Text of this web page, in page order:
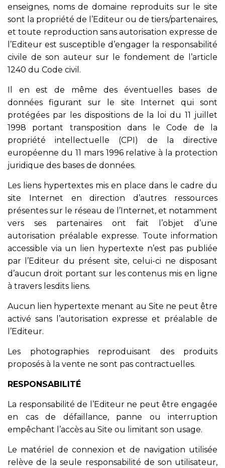
enseignes, noms de domaine reproduits sur le site
sont la propriété de l’Editeur ou de tiers/partenaires,
et toute reproduction sans autorisation expresse de
l’Editeur est susceptible d’engager la responsabilité
civile de son auteur sur le fondement de l’article
1240 du Code civil.
Il en est de même des éventuelles bases de
données figurant sur le site Internet qui sont
protégées par les dispositions de la loi du 11 juillet
1998 portant transposition dans le Code de la
propriété intellectuelle (CPI) de la directive
européenne du 11 mars 1996 relative à la protection
juridique des bases de données.
Les liens hypertextes mis en place dans le cadre du
site Internet en direction d’autres ressources
présentes sur le réseau de l’Internet, et notamment
vers ses partenaires ont fait l’objet d’une
autorisation préalable expresse. Toute information
accessible via un lien hypertexte n’est pas publiée
par l’Editeur du présent site, celui-ci ne disposant
d’aucun droit portant sur les contenus mis en ligne
à travers lesdits liens.
Aucun lien hypertexte menant au Site ne peut être
activé sans l’autorisation expresse et préalable de
l’Editeur.
Les photographies reproduisant des produits
proposés à la vente ne sont pas contractuelles.
RESPONSABILITÉ
La responsabilité de l’Editeur ne peut être engagée
en cas de défaillance, panne ou interruption
empêchant l’accès au Site ou limitant son usage.
Le matériel de connexion et de navigation utilisée
relève de la seule responsabilité de son utilisateur,